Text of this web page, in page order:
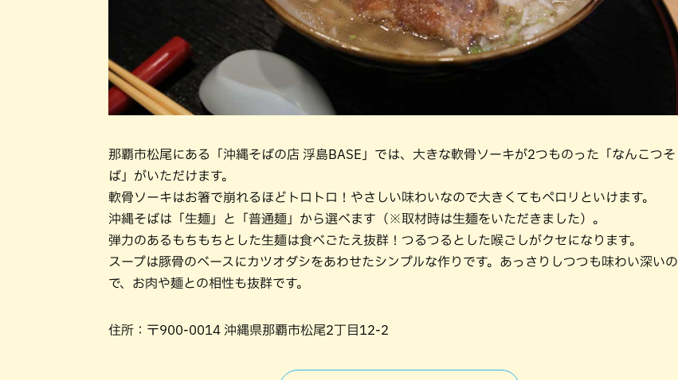
那覇市松尾にある「沖縄そばの店 浮島BASE」では、大きな軟骨ソーキが2つものった「なんこつそ
ば」がいただけます。
軟骨ソーキはお箸で崩れるほどトロトロ！やさしい味わいなので大きくてもペロリといけます。
沖縄そばは「生麺」と「普通麺」から選べます（※取材時は生麺をいただきました）。
弾力のあるもちもちとした生麺は食べごたえ抜群！つるつるとした喉ごしがクセになります。
スープは豚骨のベースにカツオダシをあわせたシンプルな作りです。あっさりしつつも味わい深いの
で、お肉や麺との相性も抜群です。
住所：〒900-0014 沖縄県那覇市松尾2丁目12-2